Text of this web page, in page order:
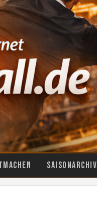
Saisonarchiv